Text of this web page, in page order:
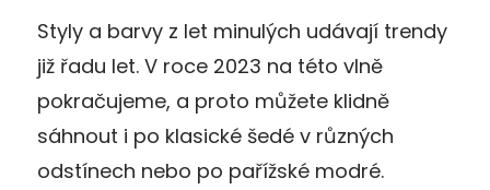
Styly a barvy z let minulých udávají trendy
již řadu let. V roce 2023 na této vlně
pokračujeme, a proto můžete klidně
sáhnout i po klasické šedé v různých
odstínech nebo po pařížské modré.